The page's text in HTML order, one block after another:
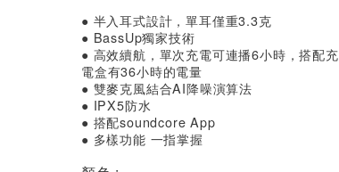
● 半入耳式設計，單耳僅重3.3克
● BassUp獨家技術
● 高效續航，單次充電可連播6小時，搭配充
電盒有36小時的電量
● 雙麥克風結合AI降噪演算法
● IPX5防水
● 搭配soundcore App
● 多樣功能 一指掌握